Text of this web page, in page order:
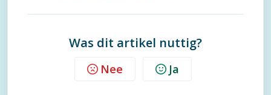
Was dit artikel nuttig?
Nee Ja